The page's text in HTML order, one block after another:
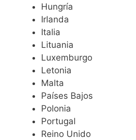
Hungría
Irlanda
Italia
Lituania
Luxemburgo
Letonia
Malta
Países Bajos
Polonia
Portugal
Reino Unido